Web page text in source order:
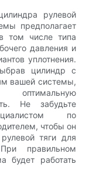
рулевой
предполагает
том числе типа
давления и
уплотнения.
цилиндр с
вашей системы,
Не забудьте
по
чтобы он
тяги для
правильном
будет работать